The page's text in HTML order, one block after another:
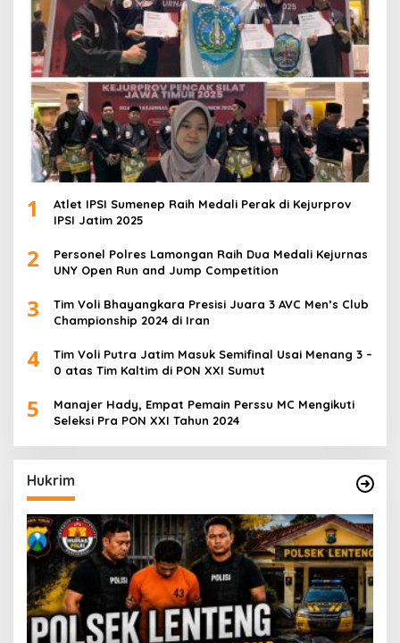
1
Atlet IPSI Sumenep Raih Medali Perak di Kejurprov
IPSI Jatim 2025
2
Personel Polres Lamongan Raih Dua Medali Kejurnas
UNY Open Run and Jump Competition
3
Tim Voli Bhayangkara Presisi Juara 3 AVC Men’s Club
Championship 2024 di Iran
4
Tim Voli Putra Jatim Masuk Semifinal Usai Menang 3 –
0 atas Tim Kaltim di PON XXI Sumut
5
Manajer Hady, Empat Pemain Perssu MC Mengikuti
Seleksi Pra PON XXI Tahun 2024
Hukrim